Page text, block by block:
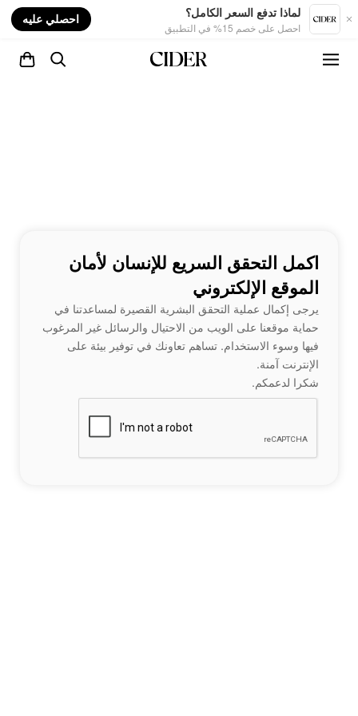
لماذا تدفع السعر الكامل؟
احصل على خصم 15% في التطبيق
احصلي عليه
اكمل التحقق السريع للإنسان لأمان
الموقع الإلكتروني
يرجى إكمال عملية التحقق البشرية القصيرة لمساعدتنا في
حماية موقعنا على الويب من الاحتيال والرسائل غير المرغوب
فيها وسوء الاستخدام. تساهم تعاونك في توفير بيئة على
الإنترنت آمنة.
شكرا لدعمكم.